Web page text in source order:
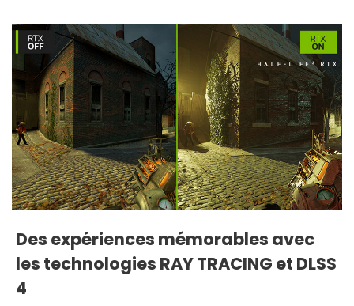
Des expériences mémorables avec
les technologies RAY TRACING et DLSS
4